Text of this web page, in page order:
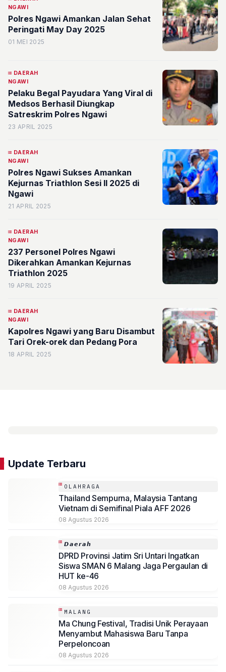
NGAWI
Polres Ngawi Amankan Jalan Sehat
Peringati May Day 2025
01 MEI 2025
DAERAH
NGAWI
Pelaku Begal Payudara Yang Viral di
Medsos Berhasil Diungkap
Satreskrim Polres Ngawi
23 APRIL 2025
DAERAH
NGAWI
Polres Ngawi Sukses Amankan
Kejurnas Triathlon Sesi II 2025 di
Ngawi
21 APRIL 2025
DAERAH
NGAWI
237 Personel Polres Ngawi
Dikerahkan Amankan Kejurnas
Triathlon 2025
19 APRIL 2025
DAERAH
NGAWI
Kapolres Ngawi yang Baru Disambut
Tari Orek-orek dan Pedang Pora
18 APRIL 2025
Update Terbaru
OLAHRAGA
Thailand Sempurna, Malaysia Tantang
Vietnam di Semifinal Piala AFF 2026
08 Agustus 2026
𝘿𝙖𝙚𝙧𝙖𝙝
DPRD Provinsi Jatim Sri Untari Ingatkan
Siswa SMAN 6 Malang Jaga Pergaulan di
HUT ke-46
08 Agustus 2026
MALANG
Ma Chung Festival, Tradisi Unik Perayaan
Menyambut Mahasiswa Baru Tanpa
Perpeloncoan
08 Agustus 2026